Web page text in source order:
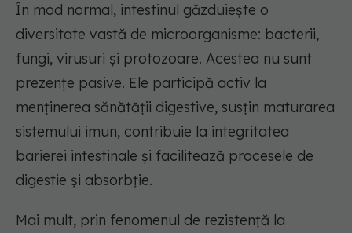
În mod normal, intestinul găzduiește o
diversitate vastă de microorganisme: bacterii,
fungi, virusuri și protozoare. Acestea nu sunt
prezențe pasive. Ele participă activ la
menținerea sănătății digestive, susțin maturarea
sistemului imun, contribuie la integritatea
barierei intestinale și facilitează procesele de
digestie și absorbție.
Mai mult, prin fenomenul de rezistență la